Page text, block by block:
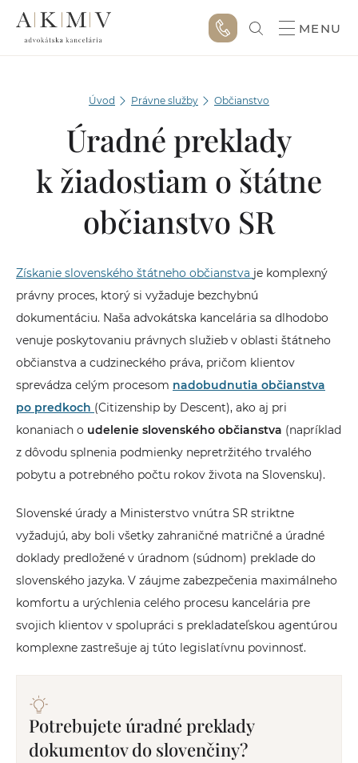
MENU
Úvod Právne služby Občianstvo
Úradné preklady
k žiadostiam o štátne
občianstvo SR
Získanie slovenského štátneho občianstva je komplexný
právny proces, ktorý si vyžaduje bezchybnú
dokumentáciu. Naša advokátska kancelária sa dlhodobo
venuje poskytovaniu právnych služieb v oblasti štátneho
občianstva a cudzineckého práva, pričom klientov
sprevádza celým procesom nadobudnutia občianstva
po predkoch (Citizenship by Descent), ako aj pri
konaniach o udelenie slovenského občianstva (napríklad
z dôvodu splnenia podmienky nepretržitého trvalého
pobytu a potrebného počtu rokov života na Slovensku).
Slovenské úrady a Ministerstvo vnútra SR striktne
vyžadujú, aby boli všetky zahraničné matričné a úradné
doklady predložené v úradnom (súdnom) preklade do
slovenského jazyka. V záujme zabezpečenia maximálneho
komfortu a urýchlenia celého procesu kancelária pre
svojich klientov v spolupráci s prekladateľskou agentúrou
komplexne zastrešuje aj túto legislatívnu povinnosť.
Potrebujete úradné preklady
dokumentov do slovenčiny?